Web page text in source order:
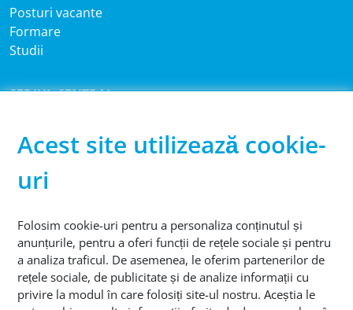
Acest site utilizează cookie-
uri
Folosim cookie-uri pentru a personaliza conținutul și
anunțurile, pentru a oferi funcții de rețele sociale și pentru
a analiza traficul. De asemenea, le oferim partenerilor de
rețele sociale, de publicitate și de analize informații cu
privire la modul în care folosiți site-ul nostru. Aceștia le
Posturi vacante
Formare
Studii
SEDIUL CENTRAL
Paffrather Str. 102-116
51465 Bergisch Gladbach
Germania
TELEFON
+49 2202 2005 01